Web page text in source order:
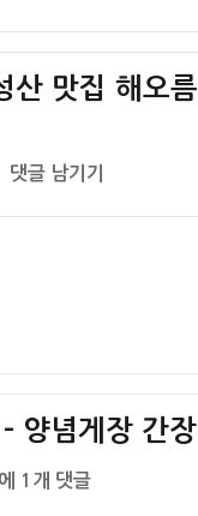
장
장
리
산 맛집 해오
[뚜
제
성
맛
댓글 남기기
양념게장 간
냉
에 1개 댓글